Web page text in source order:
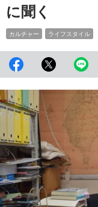
に聞く
カルチャー ライフスタイル